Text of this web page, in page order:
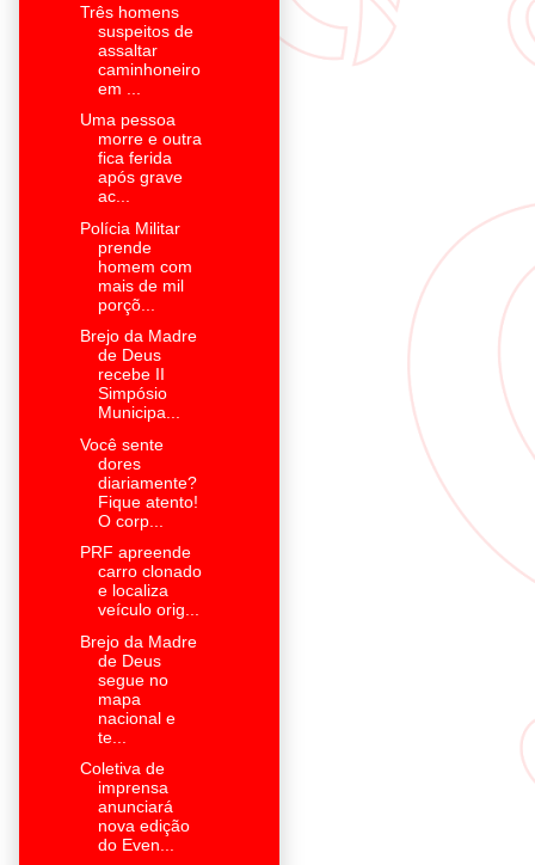
Três homens
suspeitos de
assaltar
caminhoneiro
em ...
Uma pessoa
morre e outra
fica ferida
após grave
ac...
Polícia Militar
prende
homem com
mais de mil
porçõ...
Brejo da Madre
de Deus
recebe II
Simpósio
Municipa...
Você sente
dores
diariamente?
Fique atento!
O corp...
PRF apreende
carro clonado
e localiza
veículo orig...
Brejo da Madre
de Deus
segue no
mapa
nacional e
te...
Coletiva de
imprensa
anunciará
nova edição
do Even...